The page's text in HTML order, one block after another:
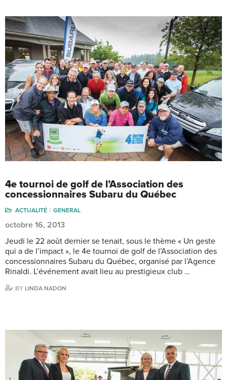
4e tournoi de golf de l’Association des
concessionnaires Subaru du Québec
ACTUALITÉ GENERAL
octobre 16, 2013
Jeudi le 22 août dernier se tenait, sous le thème « Un geste
qui a de l’impact », le 4e tournoi de golf de l’Association des
concessionnaires Subaru du Québec, organisé par l’Agence
Rinaldi. L’événement avait lieu au prestigieux club …
BY LINDA NADON